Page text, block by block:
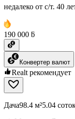
недалеко от с/т. 40
190 000 ƃ
Конвертер валют
Realt рекомендует
Дача98.4 м²5.04